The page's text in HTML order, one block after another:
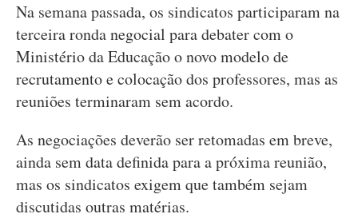
Na semana passada, os sindicatos participaram na
terceira ronda negocial para debater com o
Ministério da Educação o novo modelo de
recrutamento e colocação dos professores, mas as
reuniões terminaram sem acordo.
As negociações deverão ser retomadas em breve,
ainda sem data definida para a próxima reunião,
mas os sindicatos exigem que também sejam
discutidas outras matérias.